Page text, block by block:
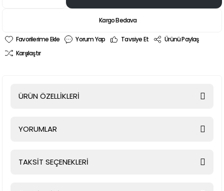
Kargo Bedava
Yorum Yap Tavsiye Et
Ürünü Paylaş
Karşılaştır
ÜRÜN ÖZELLİKLERİ
YORUMLAR
TAKSİT SEÇENEKLERİ